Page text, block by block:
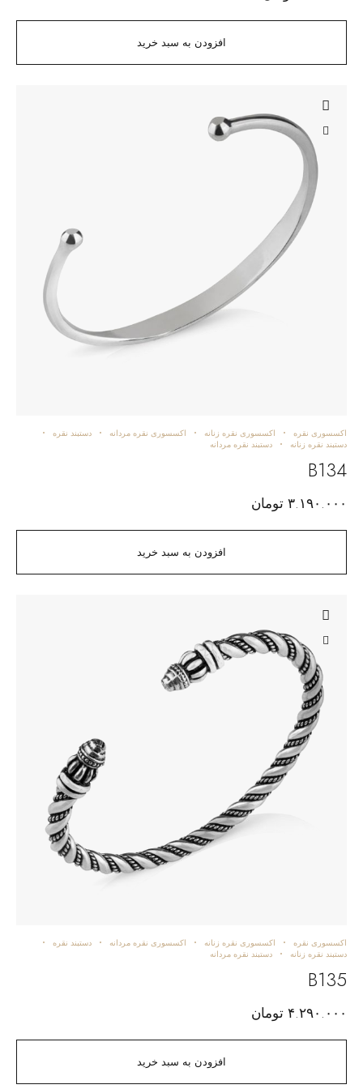
افزودن به سبد خرید
افزودن به سبد خرید
اکسسوری نقره اکسسوری نقره زنانه اکسسوری نقره مردانه
دستبند نقره
دستبند نقره زنانه
دستبند نقره مردانه
B134
۳.۱۹۰.۰۰۰ تومان
افزودن به سبد خرید
اکسسوری نقره اکسسوری نقره زنانه اکسسوری نقره مردانه
دستبند نقره
دستبند نقره زنانه
دستبند نقره مردانه
B135
۴.۲۹۰.۰۰۰ تومان